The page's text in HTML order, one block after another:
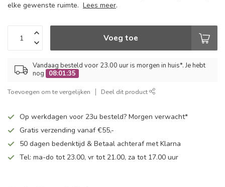
elke gewenste ruimte. Lees meer.
Voeg toe
Vandaag besteld voor 23.00 uur is morgen in huis*. Je hebt
nog
08:01:35
Toevoegen om te vergelijken Deel dit product
Op werkdagen voor 23u besteld? Morgen verwacht*
Gratis verzending vanaf €55,-
50 dagen bedenktijd & Betaal achteraf met Klarna
Tel: ma-do tot 23.00, vr tot 21.00, za tot 17.00 uur